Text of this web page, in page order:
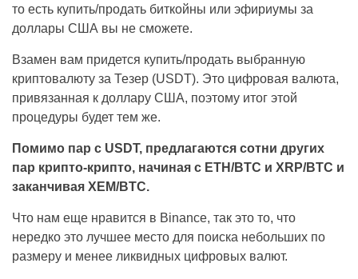
то есть купить/продать биткойны или эфириумы за
доллары США вы не сможете.
Взамен вам придется купить/продать выбранную
криптовалюту за Тезер (USDT). Это цифровая валюта,
привязанная к доллару США, поэтому итог этой
процедуры будет тем же.
Помимо пар с USDT, предлагаются сотни других
пар крипто-крипто, начиная с ETH/BTC и XRP/BTC и
заканчивая XEM/BTC.
Что нам еще нравится в Binance, так это то, что
нередко это лучшее место для поиска небольших по
размеру и менее ликвидных цифровых валют.